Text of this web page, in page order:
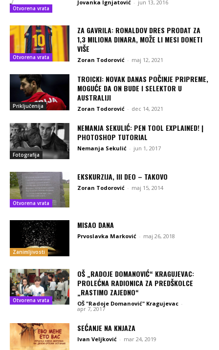
Otvorena vrata
Jovanka Ignjatović - jun 13, 2016
Otvorena vrata
ZA GAVRILA: RONALDOV DRES PRODAT ZA
1,3 MILIONA DINARA, MOŽE LI MESI DONETI
VIŠE
Zoran Todorović - maj 12, 2021
Priključenija
TROICKI: NOVAK DANAS POČINJE PRIPREME,
MOGUĆE DA ON BUDE I SELEKTOR U
AUSTRALIJI
Zoran Todorović - dec 14, 2021
Fotografija
NEMANJA SEKULIĆ: PEN TOOL EXPLAINED! |
PHOTOSHOP TUTORIAL
Nemanja Sekulić - jun 1, 2017
Otvorena vrata
EKSKURZIJA, III DEO – TAKOVO
Zoran Todorović - maj 15, 2014
Zanimljivosti
MISAO DANA
Prvoslavka Marković - maj 26, 2018
Otvorena vrata
OŠ „RADOJE DOMANOVIĆ“ KRAGUJEVAC:
PROLEĆNA RADIONICA ZA PREDŠKOLCE
„RASTIMO ZAJEDNO“
OŠ "Radoje Domanović" Kragujevac -
apr 7, 2017
SEĆANJE NA KNJAZA
Ivan Veljković - mar 24, 2019